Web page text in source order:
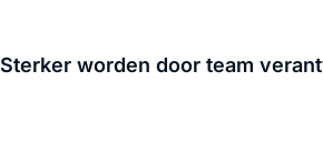
Sterker worden door team